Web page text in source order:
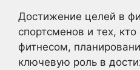
Достижение целей в
спортсменов и тех,
фитнесом,
ключевую роль в